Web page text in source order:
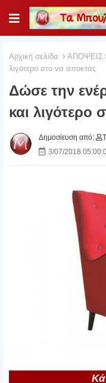
Αρχική σελίδα ΑΠΟΨΕΙΣ
λιγότερο στο να αποκτάς
Δώσε την
και λιγότερο
Δημοσίευση από:
3/07/2018